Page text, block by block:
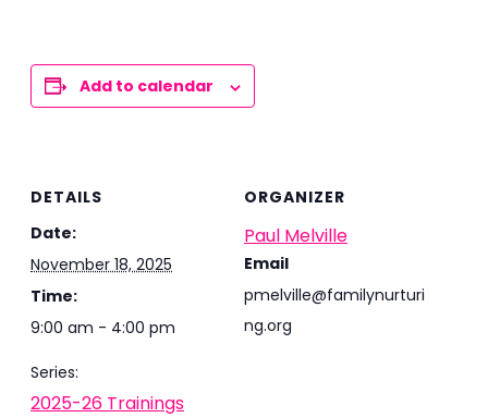
Add to calendar
DETAILS
Date:
November 18, 2025
Time:
9:00 am - 4:00 pm
Series:
2025-26 Trainings
ORGANIZER
Paul Melville
Email
pmelville@familynurturi
ng.org